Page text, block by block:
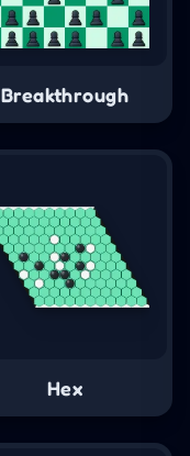
Breakthrough
Hex